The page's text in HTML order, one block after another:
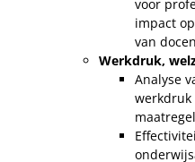
voor
impact
van
Werkdruk,
Analyse
werkdruk